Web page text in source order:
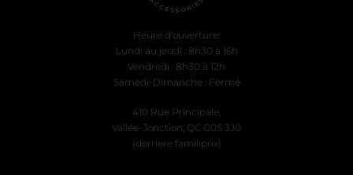
Heure d'ouverture:
Lundi au jeudi : 8h30 à 16h
Vendredi : 8h30 à 12h
Samedi-Dimanche : Fermé
410 Rue Principale,
Vallée-Jonction, QC G0S 3J0
(derrière familiprix)